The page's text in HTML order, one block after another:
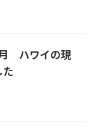
ハワイの現